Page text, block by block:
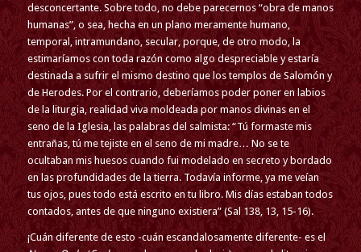
desconcertante. Sobre todo, no debe parecernos “obra de manos
humanas”, o sea, hecha en un plano meramente humano,
temporal, intramundano, secular, porque, de otro modo, la
estimaríamos con toda razón como algo despreciable y estaría
destinada a sufrir el mismo destino que los templos de Salomón y
de Herodes. Por el contrario, deberíamos poder poner en labios
de la liturgia, realidad viva moldeada por manos divinas en el
seno de la Iglesia, las palabras del salmista: “Tú formaste mis
entrañas, tú me tejiste en el seno de mi madre… No se te
ocultaban mis huesos cuando fui modelado en secreto y bordado
en las profundidades de la tierra. Todavía informe, ya me veían
tus ojos, pues todo está escrito en tu libro. Mis días estaban todos
contados, antes de que ninguno existiera” (Sal 138, 13, 15-16).
¡Cuán diferente de esto -cuán escandalosamente diferente- es el